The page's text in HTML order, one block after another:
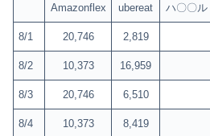
Amazonflex ubereat ハ〇〇ル
8/1 20,746 2,819
8/2 10,373 16,959
8/3 20,746 6,510
8/4 10,373 8,419